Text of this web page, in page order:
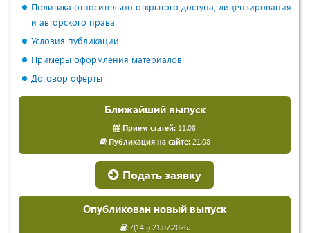
Политика относительно открытого доступа, лицензирования
и авторского права
Условия публикации
Примеры оформления материалов
Договор оферты
Ближайший выпуск
Прием статей: 11.08
Публикация на сайте:21.08
Подать заявку
Опубликован новый выпуск
7(145) 21.07.2026.